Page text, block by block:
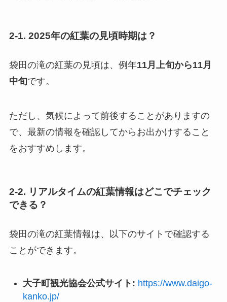
2-1. 2025年の紅葉の見頃時期は？
袋田の滝の紅葉の見頃は、例年11月上旬から11月
中旬です。
ただし、気候によって前後することがありますの
で、最新の情報を確認してからお出かけすること
をおすすめします。
2-2. リアルタイムの紅葉情報はどこでチェック
できる？
袋田の滝の紅葉情報は、以下のサイトで確認する
ことができます。
大子町観光協会公式サイト: https://www.daigo-
kanko.jp/